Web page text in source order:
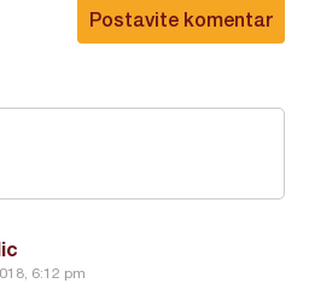
Postavite komentar
6:12 pm